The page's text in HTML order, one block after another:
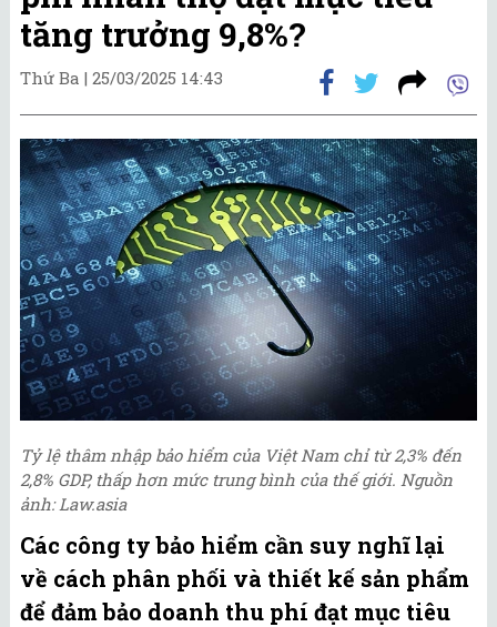
tăng trưởng 9,8%?
Thứ Ba | 25/03/2025 14:43
Tỷ lệ thâm nhập bảo hiểm của Việt Nam chỉ từ 2,3% đến
2,8% GDP, thấp hơn mức trung bình của thế giới. Nguồn
ảnh: Law.asia
Các công ty bảo hiểm cần suy nghĩ lại
về cách phân phối và thiết kế sản phẩm
để đảm bảo doanh thu phí đạt mục tiêu